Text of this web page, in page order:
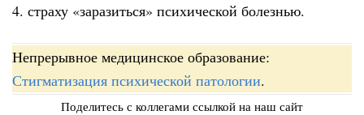
4. страху «заразиться» психической болезнью.
Непрерывное медицинское образование:
Стигматизация психической патологии.
Поделитесь с коллегами ссылкой на наш сайт